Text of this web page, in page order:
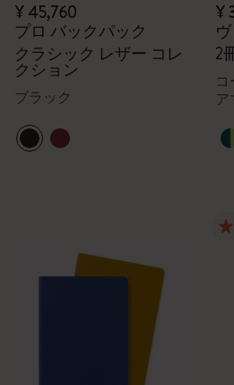
¥ 45,760
プロ バックパック
クラシック レザー コレ
クション
ブラック
¥
2